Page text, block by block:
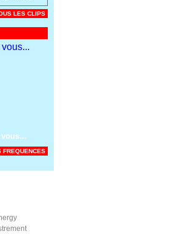
LES CLIPS
FREQUENCES